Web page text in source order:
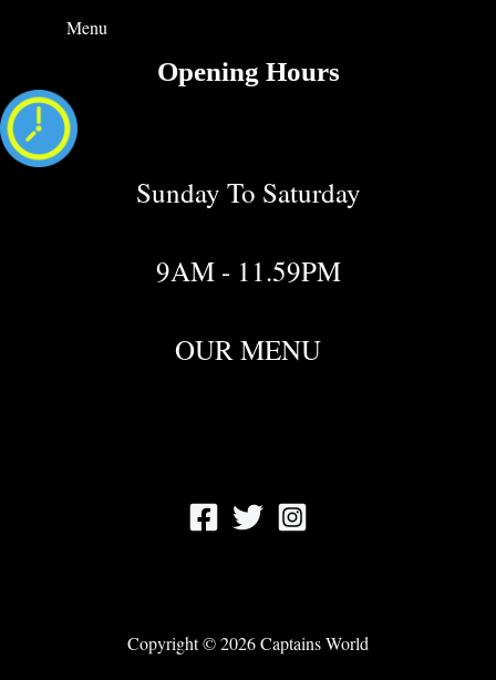
Menu
Opening Hours
Sunday To Saturday
9AM - 11.59PM
OUR MENU
Copyright © 2026 Captains World